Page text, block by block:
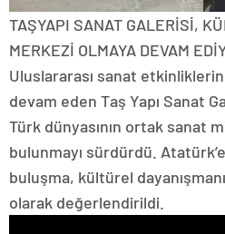
TAŞYAPI SANAT GALERİSİ,
MERKEZİ OLMAYA DEVAM
Uluslararası sanat
devam eden Taş Yapı Sanat
Türk dünyasının ortak sanat
bulunmayı sürdürdü.
buluşma, kültürel
olarak değerlendirildi.